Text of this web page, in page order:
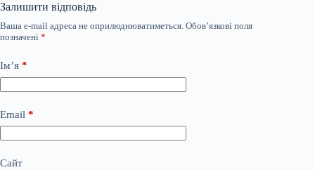
Залишити відповідь
Ваша e-mail адреса не оприлюднюватиметься. Обов’язкові поля
позначені *
Ім’я *
Email *
Сайт